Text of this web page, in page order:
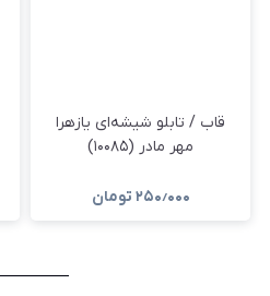
قاب / تابلو شیشه‌ای یازهرا
مهر مادر (۱۰۰۸۵)
۲۵۰٫۰۰۰ تومان